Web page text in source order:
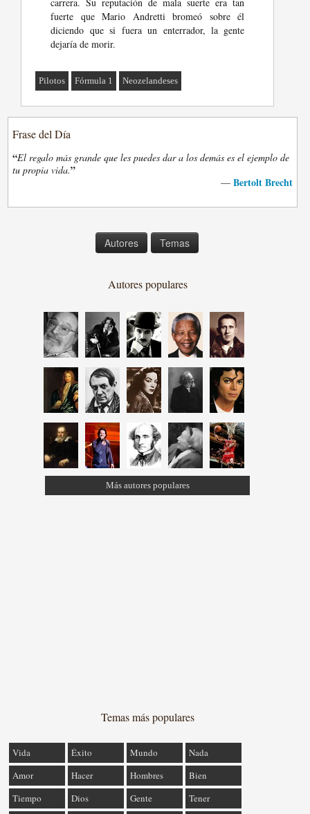
fuerte que Mario Andretti bromeó sobre él
diciendo que si fuera un enterrador, la gente
dejaría de morir.
Pilotos Fórmula 1 Neozelandeses
Frase del Día
“El regalo más grande que les puedes dar a los demás es el ejemplo de
tu propia vida.”
— Bertolt Brecht
Autores Temas
Autores populares
Más autores populares
Temas más populares
Vida Éxito Mundo
Nada
Amor
Hacer Hombres
Bien
Tiempo
Dios Gente Tener